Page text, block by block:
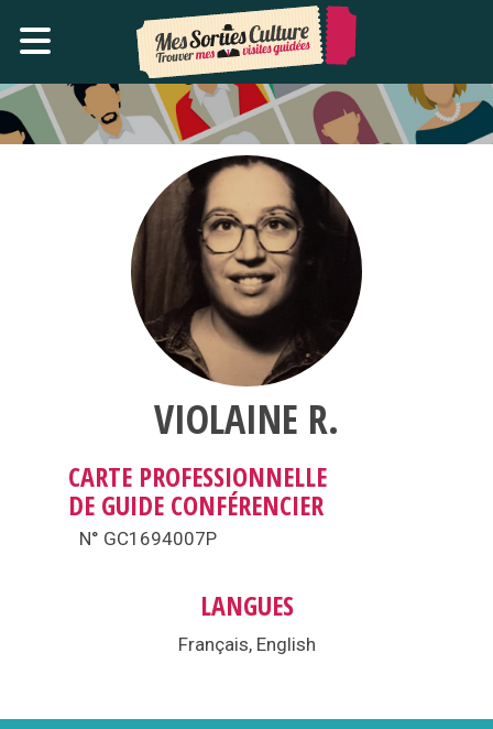
VIOLAINE R.
CARTE PROFESSIONNELLE
DE GUIDE CONFÉRENCIER
N° GC1694007P
LANGUES
Français, English